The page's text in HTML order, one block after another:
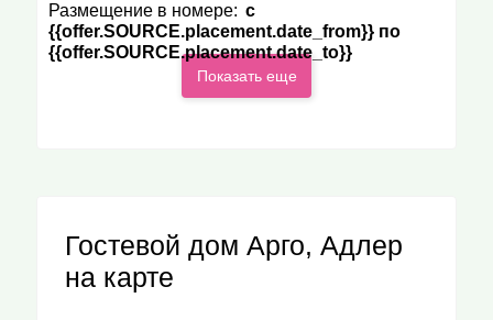
Размещение в номере: c
{{offer.SOURCE.placement.date_from}} по
{{offer.SOURCE.placement.date_to}}
Показать еще
Гостевой дом Арго, Адлер
на карте